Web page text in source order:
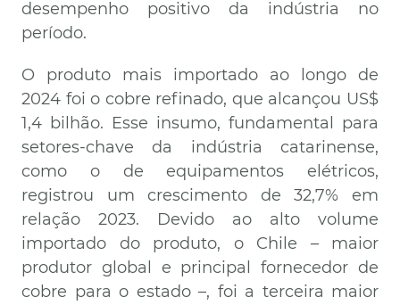
desempenho positivo da indústria no
período.
O produto mais importado ao longo de
2024 foi o cobre refinado, que alcançou US$
1,4 bilhão. Esse insumo, fundamental para
setores-chave da indústria catarinense,
como o de equipamentos elétricos,
registrou um crescimento de 32,7% em
relação 2023. Devido ao alto volume
importado do produto, o Chile – maior
produtor global e principal fornecedor de
cobre para o estado –, foi a terceira maior